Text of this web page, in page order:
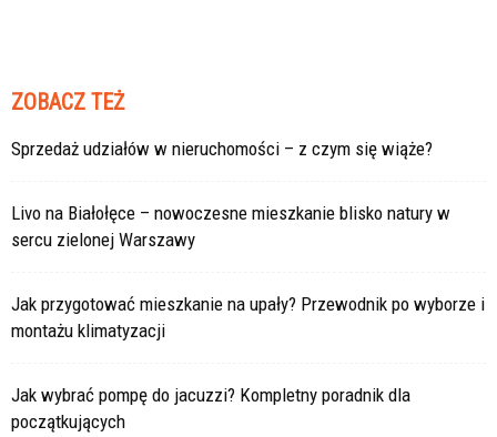
ZOBACZ TEŻ
Sprzedaż udziałów w nieruchomości – z czym się wiąże?
Livo na Białołęce – nowoczesne mieszkanie blisko natury w
sercu zielonej Warszawy
Jak przygotować mieszkanie na upały? Przewodnik po wyborze i
montażu klimatyzacji
Jak wybrać pompę do jacuzzi? Kompletny poradnik dla
początkujących